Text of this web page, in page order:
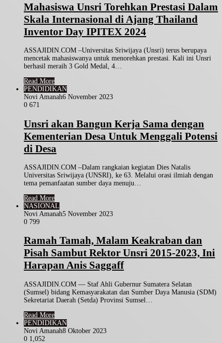
Mahasiswa Unsri Torehkan Prestasi Dalam
Skala Internasional di Ajang Thailand
Inventor Day IPITEX 2024
ASSAJIDIN.COM –Universitas Sriwijaya (Unsri) terus berupaya
mencetak mahasiswanya untuk menorehkan prestasi. Kali ini Unsri
berhasil meraih 3 Gold Medal, 4…
Read More
PENDIDIKAN
Novi Amanah6 November 2023
0 671
Unsri akan Bangun Kerja Sama dengan
Kementerian Desa Untuk Menggali Potensi
di Desa
ASSAJIDIN.COM –Dalam rangkaian kegiatan Dies Natalis
Universitas Sriwijaya (UNSRI), ke 63. Melalui orasi ilmiah dengan
tema pemanfaatan sumber daya menuju…
Read More
NASIONAL
Novi Amanah5 November 2023
0 799
Ramah Tamah, Malam Keakraban dan
Pisah Sambut Rektor Unsri 2015-2023, Ini
Harapan Anis Saggaff
ASSAJIDIN.COM — Staf Ahli Gubernur Sumatera Selatan
(Sumsel) bidang Kemasyarakatan dan Sumber Daya Manusia (SDM)
Sekretariat Daerah (Setda) Provinsi Sumsel…
Read More
PENDIDIKAN
Novi Amanah8 Oktober 2023
0 1,052